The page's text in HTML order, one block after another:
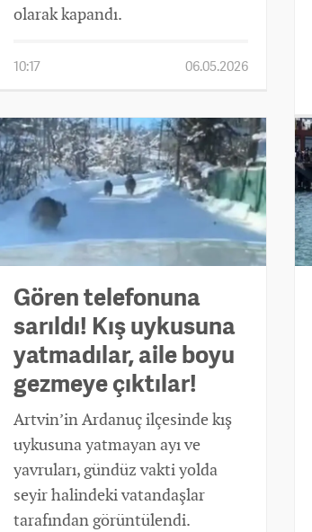
olarak kapandı.
10:17 06.05.2026
Gören telefonuna
sarıldı! Kış uykusuna
yatmadılar, aile boyu
gezmeye çıktılar!
Artvin’in Ardanuç ilçesinde kış
uykusuna yatmayan ayı ve
yavruları, gündüz vakti yolda
seyir halindeki vatandaşlar
tarafından görüntülendi.